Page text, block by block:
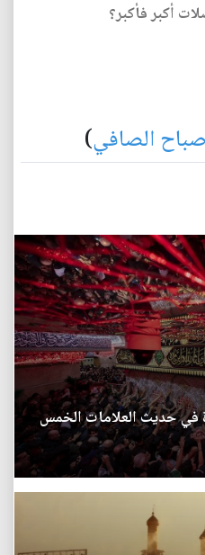
أكبر فأكبر؟
صباح الصافي)
في حديث العلامات الخمس